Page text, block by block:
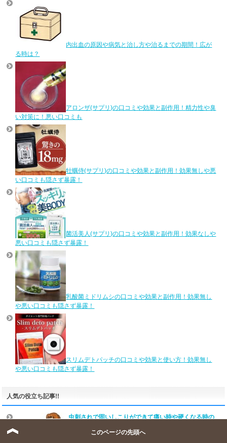
内出血の原因や病気と治し方や治るまでの期間！広が
る時は？
アロンザ(サプリ)の口コミや効果と副作用！精力性や臭
い対策に！悪い口コミも
牡蠣侍(サプリ)の口コミや効果と副作用！効果無しや悪
い口コミも隠さず暴露！
菌活美人(サプリ)の口コミや効果と副作用！効果なしや
悪い口コミも隠さず暴露！
乳酸菌ミドリムシの口コミや効果と副作用！効果無し
や悪い口コミも隠さず暴露！
スリムデトパッチの口コミや効果と使い方！効果無し
や悪い口コミも隠さず暴露！
人気の役立ち記事!!
虫刺されで固いしこりができて痛い時や硬くなる時の
このページの先頭へ